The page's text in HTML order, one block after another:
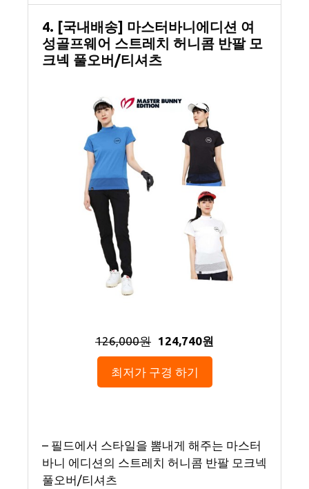
4. [국내배송] 마스터바니에디션 여
성골프웨어 스트레치 허니콤 반팔 모
크넥 풀오버/티셔츠
126,000원 124,740원
최저가 구경 하기
– 필드에서 스타일을 뽐내게 해주는 마스터
바니 에디션의 스트레치 허니콤 반팔 모크넥
풀오버/티셔츠